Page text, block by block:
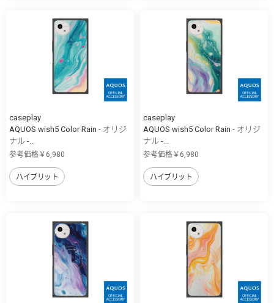
caseplay
AQUOS wish5 Color Rain - オリジ
ナル -...
参考価格￥6,980
ハイブリット
caseplay
AQUOS wish5 Color Rain - オリジ
ナル -...
参考価格￥6,980
ハイブリット